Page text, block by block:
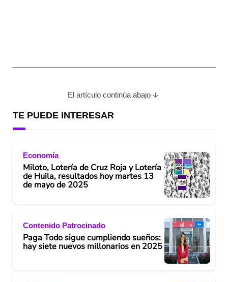
El artículo continúa abajo
TE PUEDE INTERESAR
Economía
Miloto, Lotería de Cruz Roja y Lotería
de Huila, resultados hoy martes 13
de mayo de 2025
Contenido Patrocinado
Paga Todo sigue cumpliendo sueños:
hay siete nuevos millonarios en 2025